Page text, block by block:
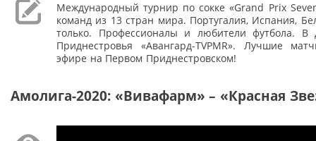
Международный турнир по сокке «Grand Prix
команд из 13 стран мира. Португалия, Испания,
только. Профессионалы и любители футбола. В
Приднестровья «Авангард-TVPMR». Лучшие
эфире на Первом Приднестровском!
Амолига-2020: «Вивафарм» – «Красная